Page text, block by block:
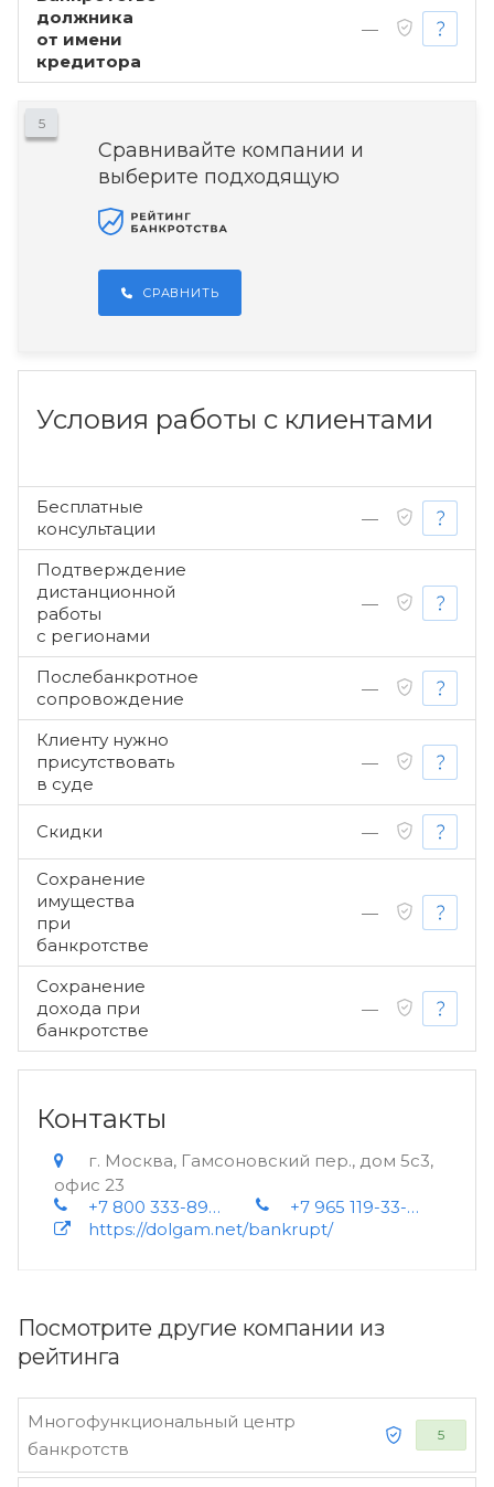
Посмотрите другие компании из
рейтинга
Многофункциональный центр
банкротств
5
должника
от имени
кредитора
—
5
Сравнивайте компании и
выберите подходящую
СРАВНИТЬ
Условия работы с клиентами
Бесплатные
консультации
—
Подтверждение
дистанционной
работы
с регионами
—
Послебанкротное
сопровождение
—
Клиенту нужно
присутствовать
в суде
—
Скидки —
Сохранение
имущества
при
банкротстве
—
Сохранение
дохода при
банкротстве
—
Контакты
г. Москва, Гамсоновский пер., дом 5с3,
офис 23
+7 800 333-89-13
+7 965 119-33-33 (WhatsApp)
https://dolgam.net/bankrupt/